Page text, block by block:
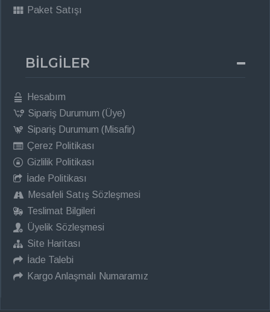
Paket Satışı
BİLGİLER
Hesabım
Sipariş Durumum (Üye)
Sipariş Durumum (Misafir)
Çerez Politikası
Gizlilik Politikası
İade Politikası
Mesafeli Satış Sözleşmesi
Teslimat Bilgileri
Üyelik Sözleşmesi
Site Haritası
İade Talebi
Kargo Anlaşmalı Numaramız